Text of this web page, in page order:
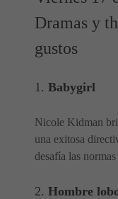
Dramas y
gustos
1. Babygirl
Nicole Kidman
una exitosa
desafía las
2. Hombre